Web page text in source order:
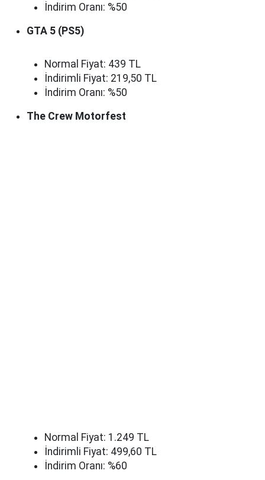
İndirim Oranı: %50
GTA 5 (PS5)
Normal Fiyat: 439 TL
İndirimli Fiyat: 219,50 TL
İndirim Oranı: %50
The Crew Motorfest
Normal Fiyat: 1.249 TL
İndirimli Fiyat: 499,60 TL
İndirim Oranı: %60